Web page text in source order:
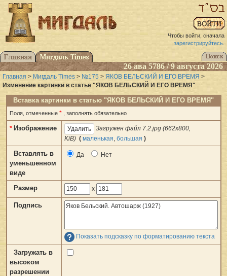
Чтобы войти, сначала
зарегистрируйтесь.
26 ава 5786 / 9 августа 2026
Главная > Мигдаль Times > №175 > ЯКОВ БЕЛЬСКИЙ И ЕГО ВРЕМЯ >
Изменение картинки в статье "ЯКОВ БЕЛЬСКИЙ И ЕГО ВРЕМЯ"
Вставка картинки в статью "ЯКОВ БЕЛЬСКИЙ И ЕГО ВРЕМЯ"
Поля, отмеченные * , заполнять обязательно
* Изображение
Загружен файл 7.2.jpg (662x800,
KiB) ( маленькая большая )
Вставлять в
уменьшенном
виде
Да Нет
Размер x
Подпись
Показать подсказку по форматированию текста
Загружать в
высоком
разрешении